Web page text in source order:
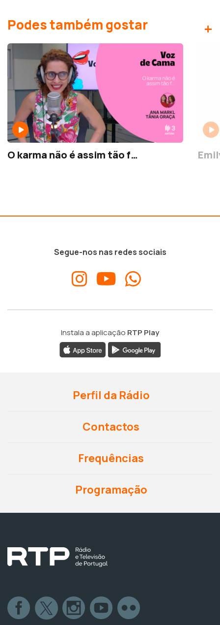
Podes também gostar +
O karma não é assim tão f…
Segue-nos nas redes sociais
Instala a aplicação RTP Play
Perfil da Rádio
Contactos
Frequências
Programação